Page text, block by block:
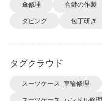
傘修理 合鍵の作製
ダビング 包丁研ぎ
タグクラウド
スーツケース_車輪修理
スーツケース_ハンドル修理